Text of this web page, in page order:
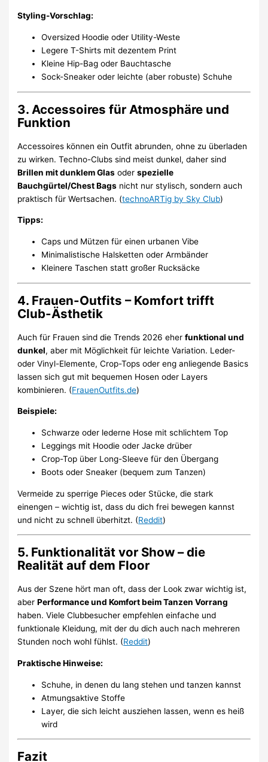
Styling-Vorschlag:
Oversized Hoodie oder Utility-Weste
Legere T-Shirts mit dezentem Print
Kleine Hip-Bag oder Bauchtasche
Sock-Sneaker oder leichte (aber robuste) Schuhe
3. Accessoires für Atmosphäre und
Funktion
Accessoires können ein Outfit abrunden, ohne zu überladen
zu wirken. Techno-Clubs sind meist dunkel, daher sind
Brillen mit dunklem Glas oderspezielle
Bauchgürtel/Chest Bags nicht nur stylisch, sondern auch
praktisch für Wertsachen. (technoARTig by Sky Club)
Tipps:
Caps und Mützen für einen urbanen Vibe
Minimalistische Halsketten oder Armbänder
Kleinere Taschen statt großer Rucksäcke
4. Frauen-Outfits – Komfort trifft
Club-Ästhetik
Auch für Frauen sind die Trends 2026 eherfunktional und
dunkel, aber mit Möglichkeit für leichte Variation. Leder-
oder Vinyl-Elemente, Crop-Tops oder eng anliegende Basics
lassen sich gut mit bequemen Hosen oder Layers
kombinieren. (FrauenOutfits.de)
Beispiele:
Schwarze oder lederne Hose mit schlichtem Top
Leggings mit Hoodie oder Jacke drüber
Crop-Top über Long-Sleeve für den Übergang
Boots oder Sneaker (bequem zum Tanzen)
Vermeide zu sperrige Pieces oder Stücke, die stark
einengen – wichtig ist, dass du dich frei bewegen kannst
und nicht zu schnell überhitzt. (Reddit)
5. Funktionalität vor Show – die
Realität auf dem Floor
Aus der Szene hört man oft, dass der Look zwar wichtig ist,
aberPerformance und Komfort beim Tanzen Vorrang
haben. Viele Clubbesucher empfehlen einfache und
funktionale Kleidung, mit der du dich auch nach mehreren
Stunden noch wohl fühlst. (Reddit)
Praktische Hinweise:
Schuhe, in denen du lang stehen und tanzen kannst
Atmungsaktive Stoffe
Layer, die sich leicht ausziehen lassen, wenn es heiß
wird
Fazit